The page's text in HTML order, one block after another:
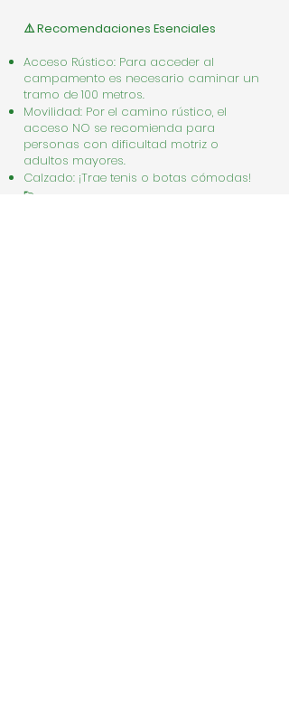
⚠️ Recomendaciones Esenciales
Acceso Rústico: Para acceder al
campamento es necesario caminar un
tramo de 100 metros.
Movilidad: Por el camino rústico, el
acceso NO se recomienda para
personas con dificultad motriz o
adultos mayores.
Calzado: ¡Trae tenis o botas cómodas!
👟